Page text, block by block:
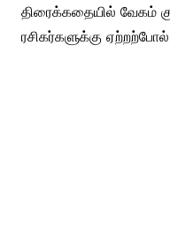
திரைக்கதையில் வேகம்
ரசிகர்களுக்கு